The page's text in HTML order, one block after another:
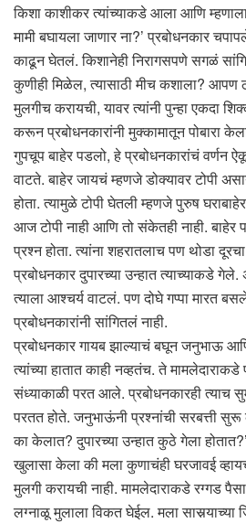
किशा काशीकर त्यांच्याकडे आला आणि
मामी बघायला जाणार ना?’ प्रबोधनकार
काढून घेतलं. किशानेही निरागसपणे सगळं
कुणीही मिळेल, त्यासाठी मीच कशाला? आपण
मुलगीच करायची, यावर त्यांनी पुन्हा एकदा
करून प्रबोधनकारांनी मुक्कामातून पोबारा
गुपचूप बाहेर पडलो, हे प्रबोधनकारांचं
वाटते. बाहेर जायचं म्हणजे डोक्यावर टोपी
होता. त्यामुळे टोपी घेतली म्हणजे पुरुष
आज टोपी नाही आणि तो संकेतही नाही.
प्रश्न होता. त्यांना शहरातलाच पण थोडा
प्रबोधनकार दुपारच्या उन्हात त्याच्याकडे
त्याला आश्चर्य वाटलं. पण दोघे गप्पा मारत
प्रबोधनकारांनी सांगितलं नाही.
प्रबोधनकार गायब झाल्याचं बघून जनुभाऊ
त्यांच्या हातात काही नव्हतंच. ते
संध्याकाळी परत आले. प्रबोधनकारही त्याच
परतत होते. जनुभाऊंनी प्रश्नांची सरबत्ती सुरू
का केलात? दुपारच्या उन्हात कुठे गेला
खुलासा केला की मला कुणाचंही घरजावई
मुलगी करायची नाही. मामलेदाराकडे रग्गड
लग्नाळू मुलाला विकत घेईल. मला सासर्‍याच्या